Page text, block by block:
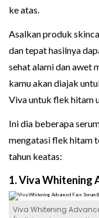
ke atas.
Asalkan produk
dan tepat hasilnya
sehat alami dan awet
kamu akan diajak
Viva untuk flek hitam
Ini dia beberapa
mengatasi flek hitam
tahun keatas:
1. Viva Whitening
Viva Whitening